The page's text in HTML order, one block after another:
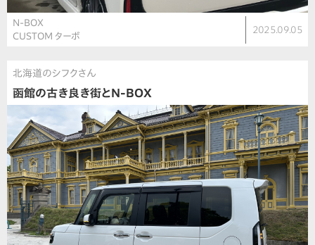
N-BOX
CUSTOM ターボ
2025.09.05
北海道のシフクさん
函館の古き良き街とN-BOX